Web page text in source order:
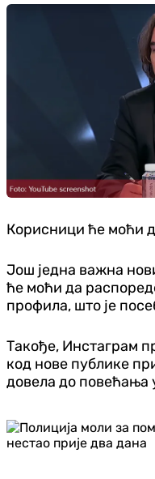
Корисници ће моћи
Још једна важна
ће моћи да
профила, што је
Такође, Инстаграм
код нове публике
довела до повећања